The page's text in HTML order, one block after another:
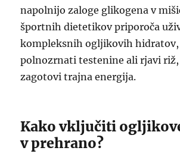
napolnijo zaloge glikogena v
športnih dietetikov priporoča
kompleksnih ogljikovih hidratov,
polnozrnati testenine ali rjavi riž,
zagotovi trajna energija.
Kako vključiti
v prehrano?